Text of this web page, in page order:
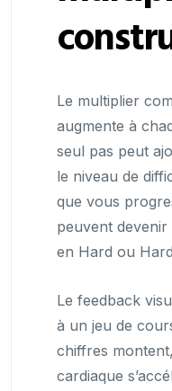
Le multiplier
augmente à
seul pas peut
le niveau de
que vous
peuvent
en Hard ou
Le feedback
à un jeu de
chiffres
cardiaque